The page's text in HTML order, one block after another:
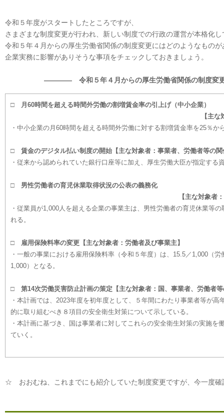
令和５年度がスタートしたところですが、
さまざまな制度変更が行われ、新しい制度での行政の運営が本格化
令和５年４月からの厚生労働省関係の制度変更にはどのようなものが
企業実務に影響がありそうな事項をチェックしておきましょう。
―――― 令和５年４月からの厚生労働省関係の制度
□ 月60時間を超える時間外労働の割増賃金率の引上げ（中小企業）
【主
・中小企業の月60時間を超える時間外労働に対する割増賃金率を25％か
□ 賃金のデジタル払い制度の開始【主な対象者：事業者、労働者等の関
・従来から認められていた銀行口座等に加え、厚生労働大臣が指定する
□ 男性労働者の育児休業取得状況の公表の義務化
【主な対象者
・従業員が1,000人を超える企業の事業主は、男性労働者の育児休業等
れる。
□ 雇用保険料率の変更【主な対象者：労働者及び事業主】
・一般の事業における雇用保険料率（令和５年度）は、15.5／1,000（
1,000）となる。
□ 第14次労働災害防止計画の策定【主な対象者：国、事業者、労働者
・本計画では、2023年度を初年度として、５年間にわたり事業者等が
的に取り組むべき８項目の安全衛生対策について示している。
・本計画に基づき、国は事業者に対してこれらの安全衛生対策の実施を
ていく。
☆ おおむね、これまでにも紹介していた制度変更ですが、今一度確